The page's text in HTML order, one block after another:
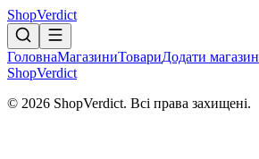
ShopVerdict
ГоловнаМагазиниТовариДодати магазин
ShopVerdict
© 2026 ShopVerdict. Всі права захищені.